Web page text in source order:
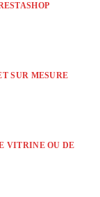
SUR MESURE
VITRINE OU DE